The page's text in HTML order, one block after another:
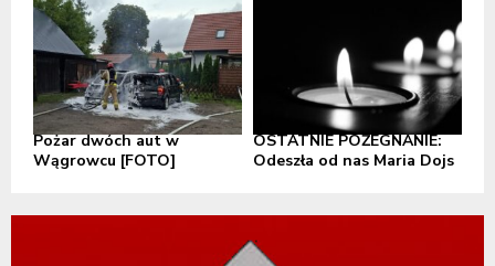
Pożar dwóch aut w
Wągrowcu [FOTO]
OSTATNIE POŻEGNANIE:
Odeszła od nas Maria Dojs